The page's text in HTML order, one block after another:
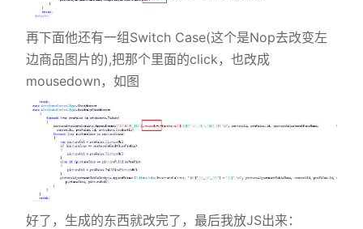
再下面他还有一组Switch Case(这个是Nop去改变左
边商品图片的),把那个里面的click，也改成
mousedown，如图
好了，生成的东西就改完了，最后我放JS出来：